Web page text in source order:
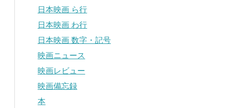
日本映画 ら行
日本映画 わ行
日本映画 数字・記号
映画ニュース
映画レビュー
映画備忘録
本